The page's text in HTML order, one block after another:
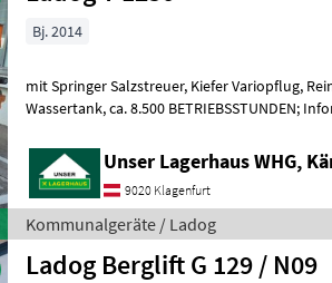
Bj. 2014
mit Springer Salzstreuer, Kiefer Variopflug, Reinex Gießarm mit
Wassertank, ca. 8.500 BETRIEBSSTUNDEN; Informieren Sie sich bitte
Unser Lagerhaus WHG,
9020 Klagenfurt
Kommunalgeräte / Ladog
Ladog Berglift G 129 / N09